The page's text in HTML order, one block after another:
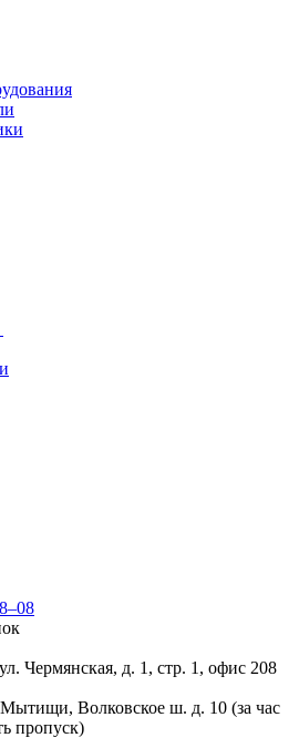
Чермянская, д. 1, стр. 1, офис 208
Волковское ш. д. 10 (за час
пропуск)